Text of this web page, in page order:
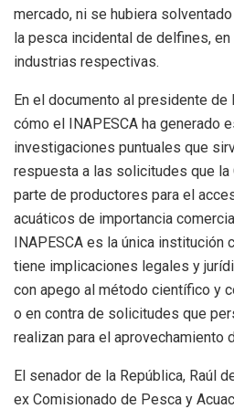
mercado, ni se hubiera
la pesca incidental de delfines,
industrias respectivas.
En el documento al presidente de
cómo el INAPESCA ha generado
investigaciones puntuales que
respuesta a las solicitudes que la
parte de productores para el
acuáticos de importancia
INAPESCA es la única institución
tiene implicaciones legales y
con apego al método científico y
o en contra de solicitudes que
realizan para el aprovechamiento
El senador de la República, Raúl
ex Comisionado de Pesca y